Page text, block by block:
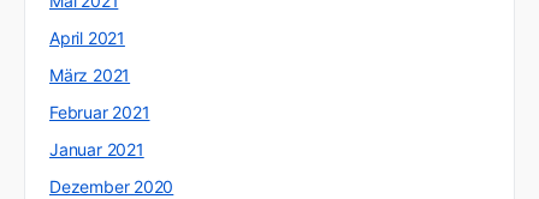
April 2021
März 2021
Februar 2021
Januar 2021
Dezember 2020